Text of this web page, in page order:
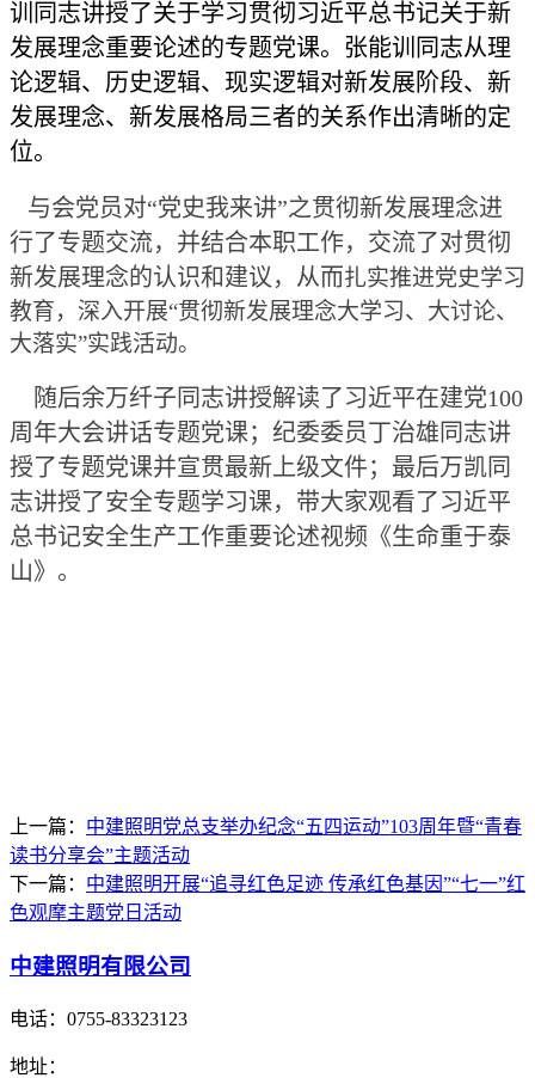
训同志讲授了关于学习贯彻习近平总书记关于新
发展理念重要论述的专题党课。张能训同志从理
论逻辑、历史逻辑、现实逻辑对新发展阶段、新
发展理念、新发展格局三者的关系作出清晰的定
位。
与会党员对“党史我来讲”之贯彻新发展理念进
行了专题交流，并结合本职工作，交流了对贯彻
新发展理念的认识和建议，从而扎实推进党史学习
教育，深入开展“贯彻新发展理念大学习、大讨论、
大落实”实践活动。
随后余万纤子同志讲授解读了习近平在建党100
周年大会讲话专题党课；纪委委员丁治雄同志讲
授了专题党课并宣贯最新上级文件；最后万凯同
志讲授了安全专题学习课，带大家观看了习近平
总书记安全生产工作重要论述视频《生命重于泰
山》。
上一篇： 中建照明党总支举办纪念“五四运动”103周年暨“青春
读书分享会”主题活动
下一篇： 中建照明开展“追寻红色足迹 传承红色基因”“七一”红
色观摩主题党日活动
中建照明有限公司
电话： 0755-83323123
地址：